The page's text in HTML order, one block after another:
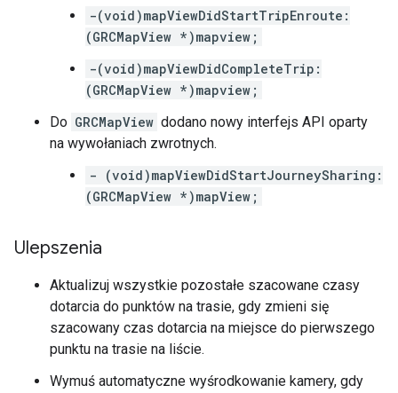
-(void)mapViewDidStartTripEnroute:
(GRCMapView *)mapview;
-(void)mapViewDidCompleteTrip:
(GRCMapView *)mapview;
Do GRCMapView dodano nowy interfejs API oparty
na wywołaniach zwrotnych.
- (void)mapViewDidStartJourneySharing:
(GRCMapView *)mapView;
Ulepszenia
Aktualizuj wszystkie pozostałe szacowane czasy
dotarcia do punktów na trasie, gdy zmieni się
szacowany czas dotarcia na miejsce do pierwszego
punktu na trasie na liście.
Wymuś automatyczne wyśrodkowanie kamery, gdy